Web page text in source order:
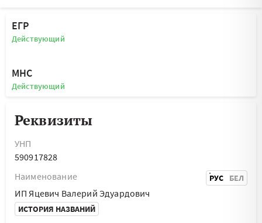
Мальта
ЕГР
Действующий
МНС
Действующий
Реквизиты
УНП
590917828
Наименование
РУС БЕЛ
ИП Яцевич Валерий Эдуардович
ИСТОРИЯ НАЗВАНИЙ